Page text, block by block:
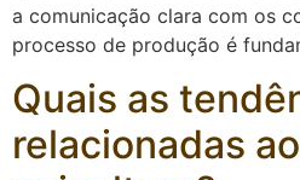
a comunicação clara com os
processo de produção é
Quais as
relacionadas